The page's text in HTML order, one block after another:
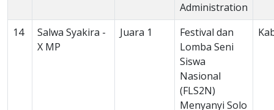
Administration
14
Salwa Syakira -
X MP
Juara 1
Festival dan
Lomba Seni
Siswa
Nasional
(FLS2N)
Menyanyi Solo